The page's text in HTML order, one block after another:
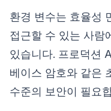
환경 변수는 효율성
접근할 수 있는 사람
있습니다. 프로덕션
베이스 암호와 같은
수준의 보안이 필요